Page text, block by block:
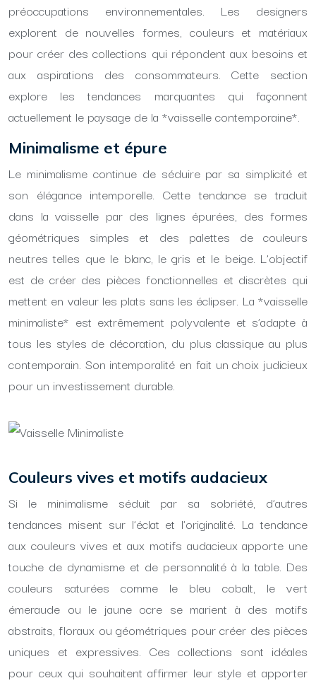
préoccupations environnementales. Les designers
explorent de nouvelles formes, couleurs et matériaux
pour créer des collections qui répondent aux besoins et
aux aspirations des consommateurs. Cette section
explore les tendances marquantes qui façonnent
actuellement le paysage de la *vaisselle contemporaine*.
Minimalisme et épure
Le minimalisme continue de séduire par sa simplicité et
son élégance intemporelle. Cette tendance se traduit
dans la vaisselle par des lignes épurées, des formes
géométriques simples et des palettes de couleurs
neutres telles que le blanc, le gris et le beige. L’objectif
est de créer des pièces fonctionnelles et discrètes qui
mettent en valeur les plats sans les éclipser. La *vaisselle
minimaliste* est extrêmement polyvalente et s’adapte à
tous les styles de décoration, du plus classique au plus
contemporain. Son intemporalité en fait un choix judicieux
pour un investissement durable.
Couleurs vives et motifs audacieux
Si le minimalisme séduit par sa sobriété, d’autres
tendances misent sur l’éclat et l’originalité. La tendance
aux couleurs vives et aux motifs audacieux apporte une
touche de dynamisme et de personnalité à la table. Des
couleurs saturées comme le bleu cobalt, le vert
émeraude ou le jaune ocre se marient à des motifs
abstraits, floraux ou géométriques pour créer des pièces
uniques et expressives. Ces collections sont idéales
pour ceux qui souhaitent affirmer leur style et apporter